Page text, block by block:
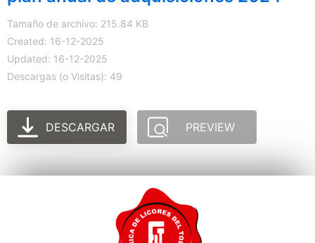
Tamaño de archivo: 215.84 KB
Created: 16-12-2025
Updated: 16-12-2025
Descargas (o Visitas): 49
DESCARGAR PREVIEW